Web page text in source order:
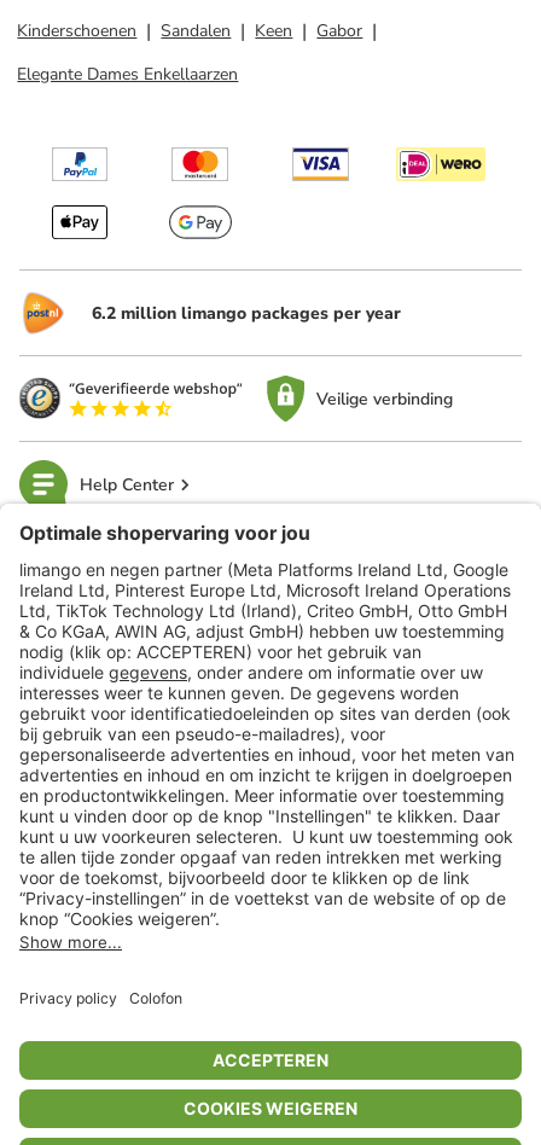
Kinderschoenen
Sandalen Keen
Gabor
Elegante Dames Enkellaarzen
6.2 million limango packages per year
Veilige verbinding
Help Center
limango
Veilig winkelen
Klantenservice
Shop
Acties
limango.de limango.pl